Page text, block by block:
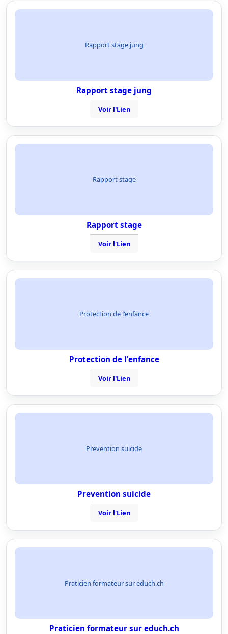
Rapport stage jung
Rapport stage jung
Voir l'Lien
Rapport stage
Rapport stage
Voir l'Lien
Protection de l'enfance
Protection de l'enfance
Voir l'Lien
Prevention suicide
Prevention suicide
Voir l'Lien
Praticien formateur sur educh.ch
Praticien formateur sur educh.ch